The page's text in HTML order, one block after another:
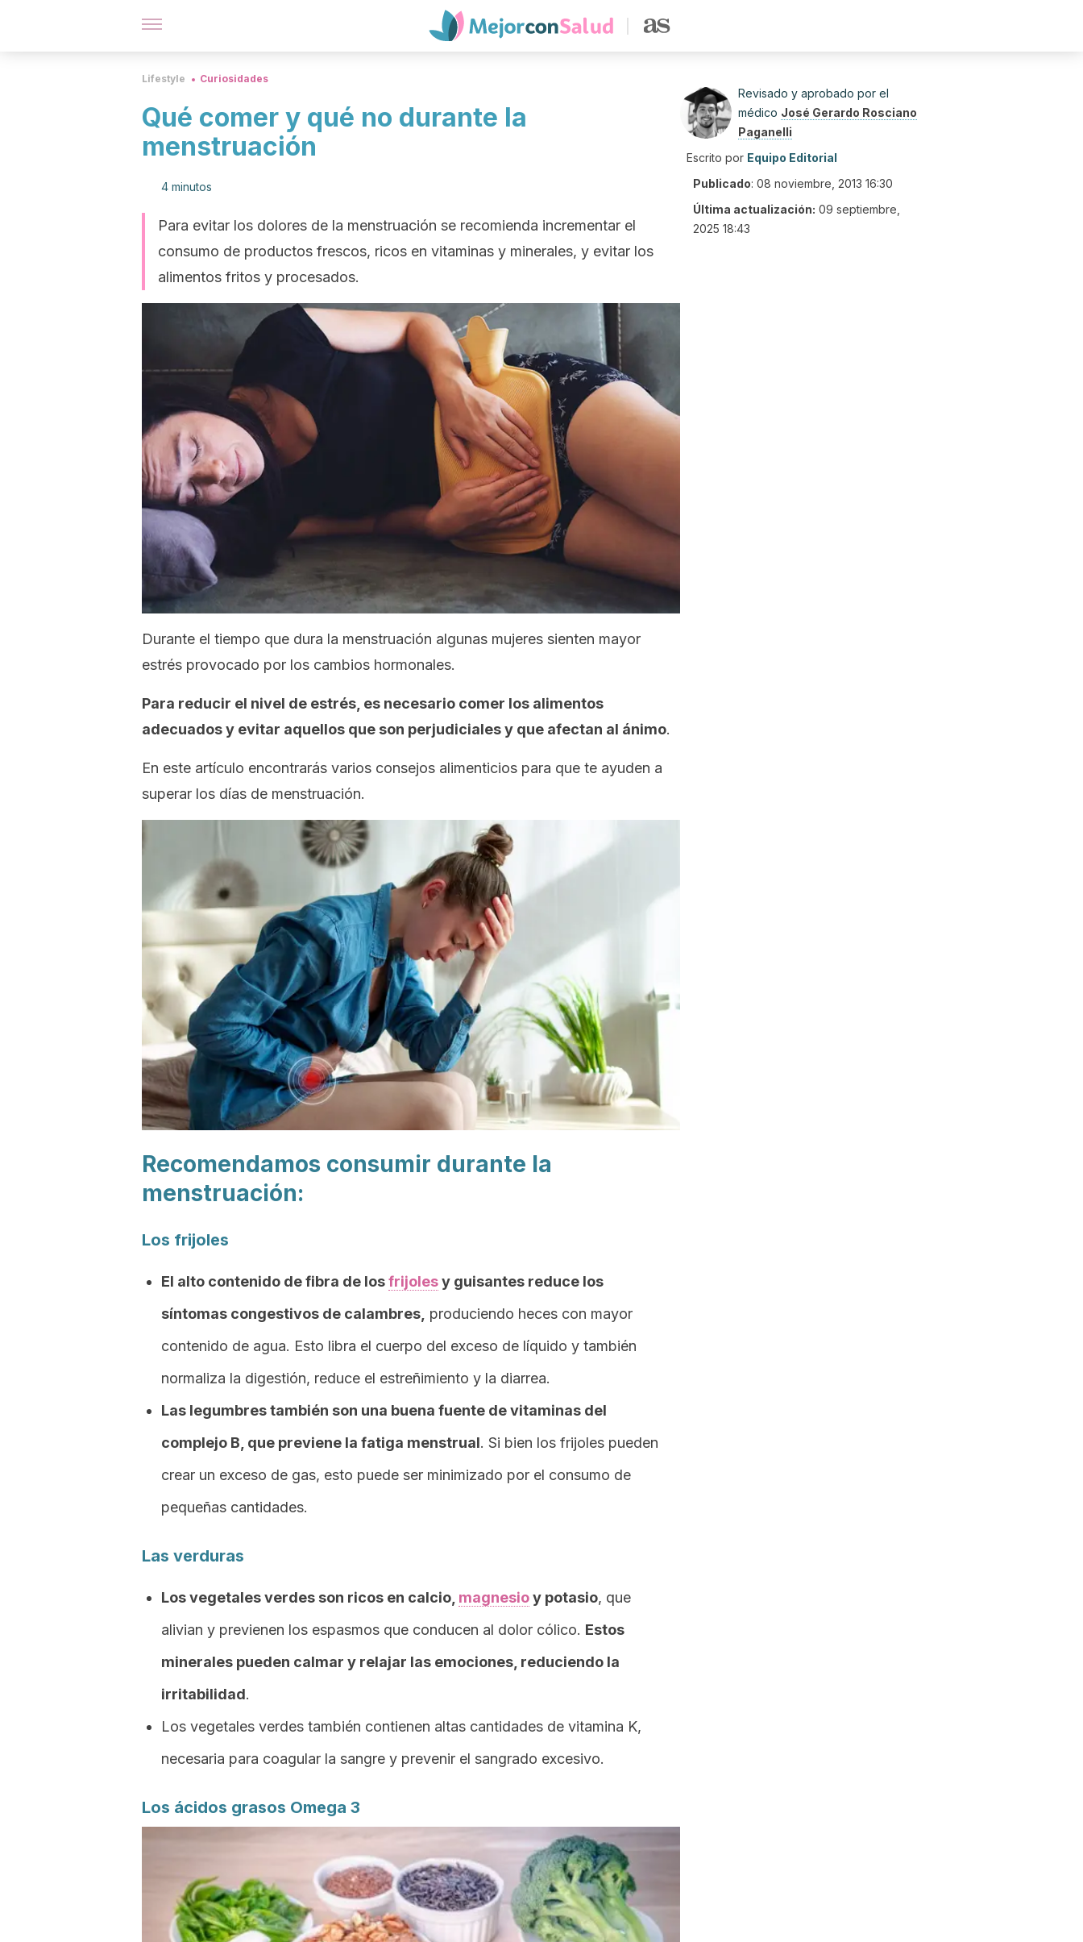
Lifestyle Curiosidades
Qué comer y qué no durante la
menstruación
4 minutos
Para evitar los dolores de la menstruación se recomienda incrementar el
consumo de productos frescos, ricos en vitaminas y minerales, y evitar los
alimentos fritos y procesados.
Durante el tiempo que dura la menstruación algunas mujeres sienten mayor
estrés provocado por los cambios hormonales.
Para reducir el nivel de estrés, es necesario comer los alimentos
adecuados y evitar aquellos que son perjudiciales y que afectan al ánimo.
En este artículo encontrarás varios consejos alimenticios para que te ayuden a
superar los días de menstruación.
Recomendamos consumir durante la
menstruación:
Los frijoles
El alto contenido de fibra de losfrijolesy guisantes reduce los
síntomas congestivos de calambres, produciendo heces con mayor
contenido de agua. Esto libra el cuerpo del exceso de líquido y también
normaliza la digestión, reduce el estreñimiento y la diarrea.
Las legumbres también son una buena fuente de vitaminas del
complejo B, que previene la fatiga menstrual. Si bien los frijoles pueden
crear un exceso de gas, esto puede ser minimizado por el consumo de
pequeñas cantidades.
Las verduras
Los vegetales verdes son ricos en calcio, magnesioy potasio, que
alivian y previenen los espasmos que conducen al dolor cólico. Estos
minerales pueden calmar y relajar las emociones, reduciendo la
irritabilidad.
Los vegetales verdes también contienen altas cantidades de vitamina K,
necesaria para coagular la sangre y prevenir el sangrado excesivo.
Los ácidos grasos Omega 3
Revisado y aprobado por el
médico José Gerardo Rosciano
Paganelli
Escrito por Equipo Editorial
Publicado: 08 noviembre, 2013 16:30
Última actualización: 09 septiembre,
2025 18:43